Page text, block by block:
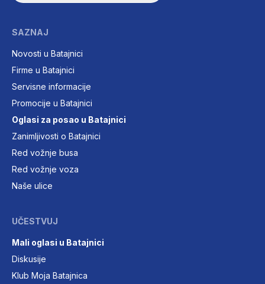
SAZNAJ
Novosti u Batajnici
Firme u Batajnici
Servisne informacije
Promocije u Batajnici
Oglasi za posao u Batajnici
Zanimljivosti o Batajnici
Red vožnje busa
Red vožnje voza
Naše ulice
UČESTVUJ
Mali oglasi u Batajnici
Diskusije
Klub Moja Batajnica